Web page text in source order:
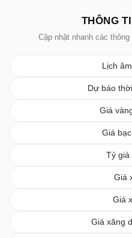
THÔNG
Cập nhật nhanh các
Lịch
Dự báo
Giá
Giá
Tỷ giá
Giá
Giá
Giá xăng